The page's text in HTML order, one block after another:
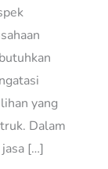
yang
Dalam
[…]